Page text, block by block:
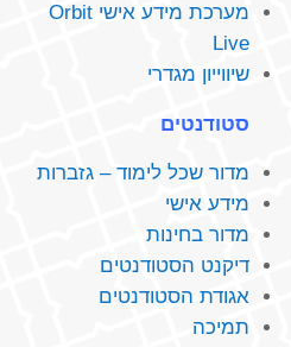
מערכת מידע אישי Orbit
Live
שיווייון מגדרי
סטודנטים
מדור‭ ‬שכל‭ ‬לימוד‭ – ‬גזברות
מידע‭ ‬אישי
מדור‭ ‬בחינות
דיקנט‭ ‬הסטודנטים
אגודת‭ ‬הסטודנטים
תמיכה